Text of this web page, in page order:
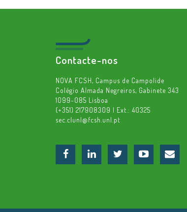
Contacte-nos
NOVA FCSH, Campus de Campolide
Colégio Almada Negreiros, Gabinete 343
1099-085 Lisboa
(+351) 217908309 | Ext.: 40325
sec.clunl@fcsh.unl.pt